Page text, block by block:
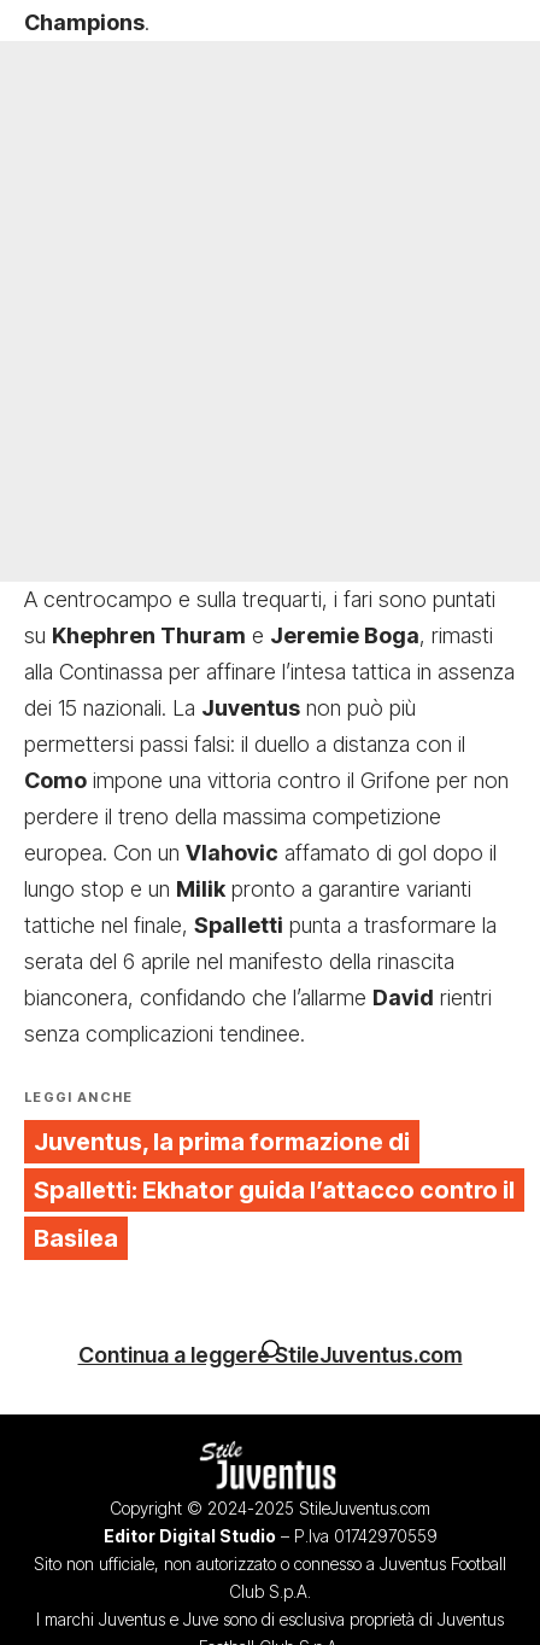
Champions.
A centrocampo e sulla trequarti, i fari sono puntati
su Khephren Thuram e Jeremie Boga, rimasti
alla Continassa per affinare l’intesa tattica in assenza
dei 15 nazionali. La Juventus non può più
permettersi passi falsi: il duello a distanza con il
Como impone una vittoria contro il Grifone per non
perdere il treno della massima competizione
europea. Con un Vlahovic affamato di gol dopo il
lungo stop e un Milik pronto a garantire varianti
tattiche nel finale, Spalletti punta a trasformare la
serata del 6 aprile nel manifesto della rinascita
bianconera, confidando che l’allarme David rientri
senza complicazioni tendinee.
LEGGI ANCHE
Juventus, la prima formazione di
Spalletti: Ekhator guida l’attacco contro il
Basilea
Continua a leggere StileJuventus.com
Copyright © 2024-2025 StileJuventus.com
Editor Digital Studio – P.Iva 01742970559
Sito non ufficiale, non autorizzato o connesso a Juventus Football
Club S.p.A.
I marchi Juventus e Juve sono di esclusiva proprietà di Juventus